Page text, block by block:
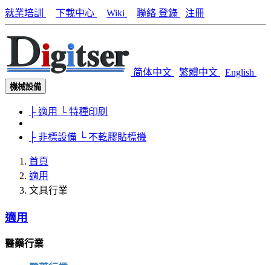
就業培訓 下載中心 Wiki 聯絡 登錄 注冊
简体中文 繁體中文 English
機械設備
├ 適用 └ 特種印刷
├ 非標設備 └ 不乾膠貼標機
首頁
適用
文具行業
適用
醫藥行業